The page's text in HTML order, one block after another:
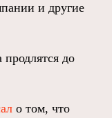
и другие
до
о том, что